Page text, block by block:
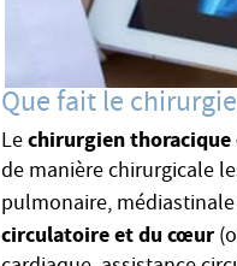
Que fait le
Lechirurgien
de manière chirurgicale
pulmonaire,
circulatoire et du cœur